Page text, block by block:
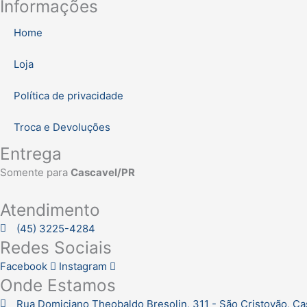
Informações
Home
Loja
Política de privacidade
Troca e Devoluções
Entrega
Somente para Cascavel/PR
Atendimento
(45) 3225-4284
Redes Sociais
Facebook Instagram
Onde Estamos
Rua Domiciano Theobaldo Bresolin, 311 - São Cristovão,